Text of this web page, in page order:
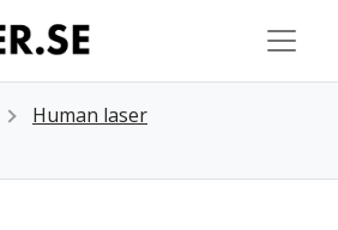
Human laser